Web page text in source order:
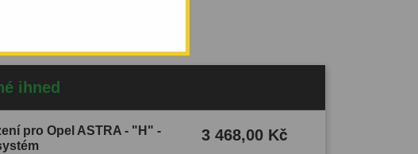
ihned
pro Opel ASTRA - "H" -
3 468,00 Kč